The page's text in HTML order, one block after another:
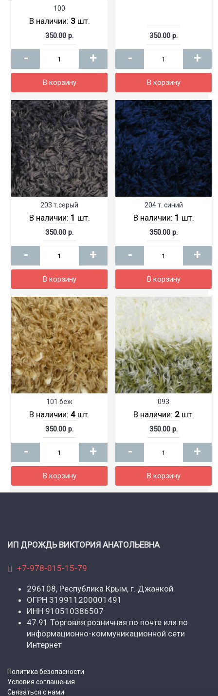
100
В наличии: 3шт.
350.00 р.
- +
В корзину
350.00 р.
- +
В корзину
203 т.серый
В наличии: 1 шт.
350.00 р.
- +
В корзину
204 т. синий
В наличии: 1 шт.
350.00 р.
- +
В корзину
101 беж
В наличии: 4шт.
350.00 р.
- +
В корзину
093
В наличии: 2шт.
350.00 р.
- +
В корзину
ИП ДРОЖДЬ ВИКТОРИЯ АНАТОЛЬЕВНА
+7-978-015-15-79
296108, Республика Крым, г. Джанкой
ОГРН 319911200001491
ИНН 910510386507
47.91 Торговля розничная по почте или по
информационно-коммуникационной сети
Интернет
Политика безопасности
Условия соглашения
Связаться с нами